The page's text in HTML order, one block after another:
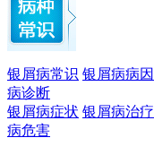
银屑病常识 银屑病病因
病诊断
银屑病症状 银屑病治疗
病危害